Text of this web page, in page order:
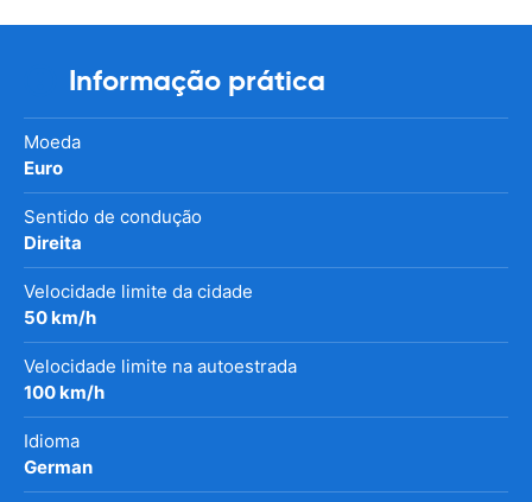
Informação prática
Moeda
Euro
Sentido de condução
Direita
Velocidade limite da cidade
50 km/h
Velocidade limite na autoestrada
100 km/h
Idioma
German